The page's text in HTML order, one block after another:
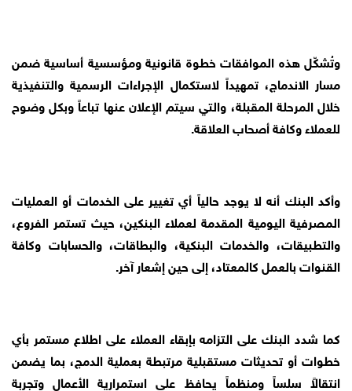
وتُشكّل هذه الموافقات خطوة قانونية ومؤسسية أساسية ضمن
مسار الاندماج، تمهيداً لاستكمال الإجراءات الرسمية والتنفيذية
خلال المرحلة المقبلة، والتي سيتم الإعلان عنها تباعاً وبكل وضوح
للعملاء وكافة أصحاب العلاقة.
وأكد البنك أنه لا يوجد حالياً أي تغيير على الخدمات أو العمليات
المصرفية اليومية المقدمة لعملاء البنكين، حيث تستمر الفروع،
والتطبيقات، والخدمات البنكية، والبطاقات، والحسابات وكافة
القنوات بالعمل كالمعتاد، إلى حين إشعار آخر.
كما شدد البنك على التزامه بإبقاء العملاء على اطلاع مستمر بأي
خطوات أو تحديثات مستقبلية مرتبطة بعملية الدمج، بما يضمن
انتقالاً سلساً ومنظماً يحافظ على استمرارية الأعمال وتجربة